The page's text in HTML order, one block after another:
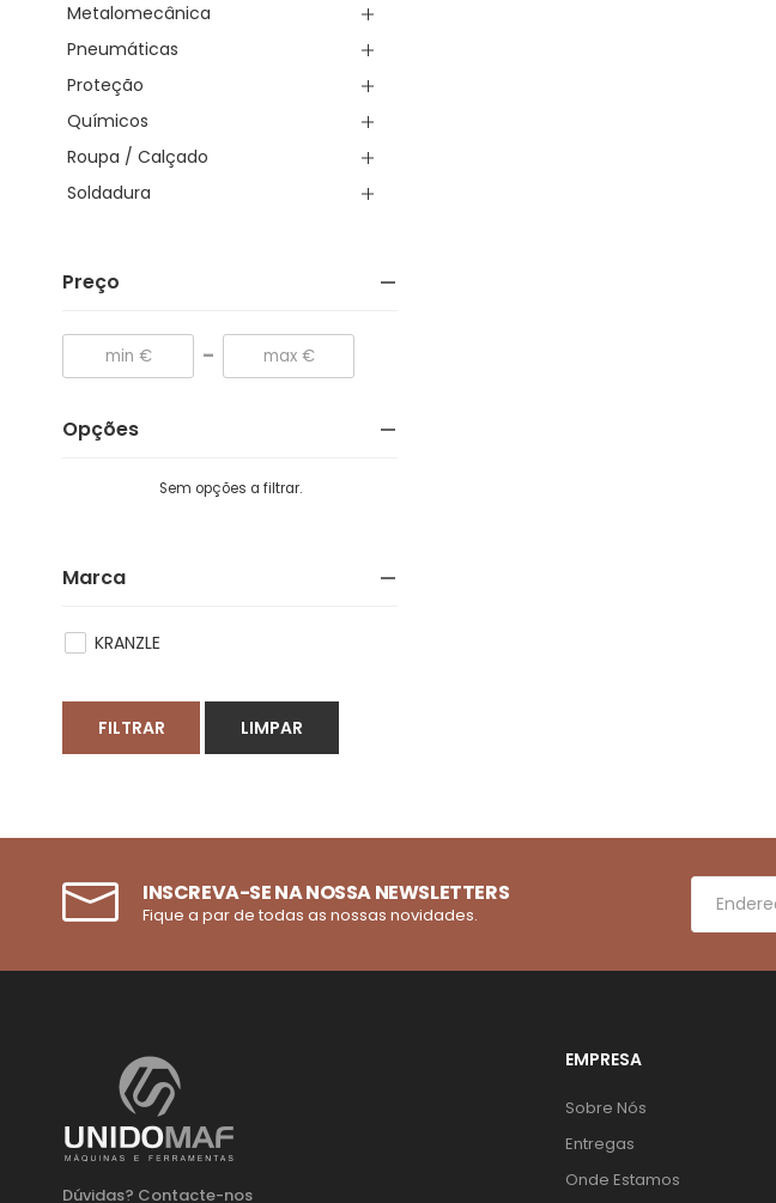
Metalomecânica
Pneumáticas
Proteção
Químicos
Roupa / Calçado
Soldadura
Preço
-
Opções
Sem opções a filtrar.
Marca
KRANZLE
FILTRAR LIMPAR
INSCREVA-SE NA NOSSA NEWSLETTERS
Fique a par de todas as nossas novidades.
Dúvidas? Contacte-nos
EMPRESA
Sobre Nós
Entregas
Onde Estamos